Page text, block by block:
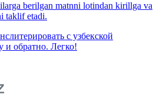
berilgan matnni lotindan kirillga va
taklif etadi.
с узбекской
и обратно. Легко!